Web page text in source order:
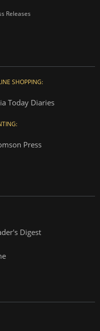
Releases
SHOPPING:
Today Diaries
Press
Digest